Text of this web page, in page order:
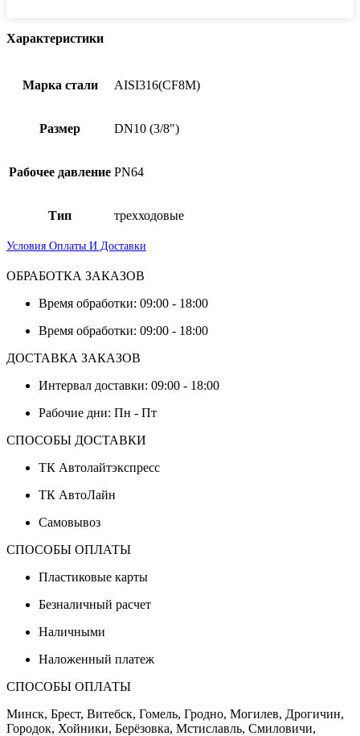
Характеристики
Марка стали AISI316(CF8M)
Размер DN10 (3/8")
Рабочее давление PN64
Тип трехходовые
Условия Оплаты И Доставки
ОБРАБОТКА ЗАКАЗОВ
Время обработки: 09:00 - 18:00
Время обработки: 09:00 - 18:00
ДОСТАВКА ЗАКАЗОВ
Интервал доставки: 09:00 - 18:00
Рабочие дни: Пн - Пт
СПОСОБЫ ДОСТАВКИ
ТК Автолайтэкспресс
ТК АвтоЛайн
Самовывоз
СПОСОБЫ ОПЛАТЫ
Пластиковые карты
Безналичный расчет
Наличными
Наложенный платеж
СПОСОБЫ ОПЛАТЫ
Минск, Брест, Витебск, Гомель, Гродно, Могилев, Дрогичин,
Городок, Хойники, Берёзовка, Мстиславль, Смиловичи,